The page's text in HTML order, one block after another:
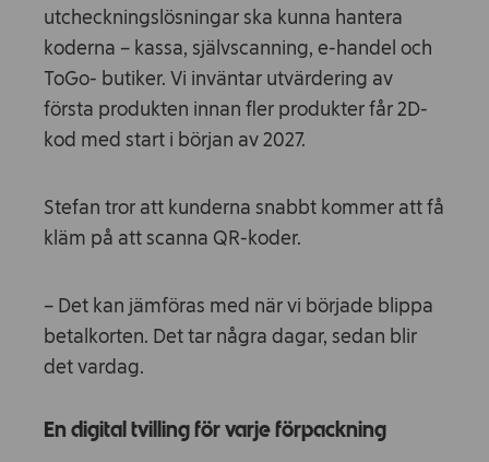
utcheckningslösningar ska kunna hantera
koderna – kassa, självscanning, e-handel och
ToGo- butiker. Vi inväntar utvärdering av
första produkten innan fler produkter får 2D-
kod med start i början av 2027.
Stefan tror att kunderna snabbt kommer att få
kläm på att scanna QR-koder.
– Det kan jämföras med när vi började blippa
betalkorten. Det tar några dagar, sedan blir
det vardag.
En digital tvilling för varje förpackning